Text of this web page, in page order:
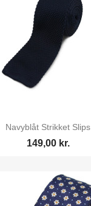
Navyblåt Strikket Slips
149,00 kr.